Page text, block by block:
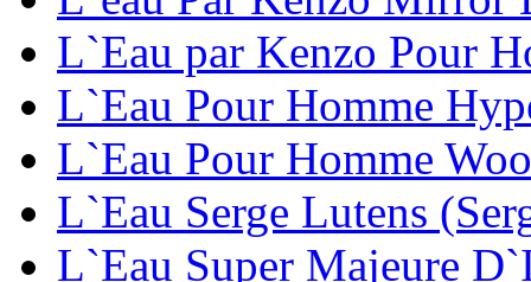
L`Eau par Kenzo Pour
L`Eau Pour Homme
L`Eau Pour Homme
L`Eau Serge Lutens
L`Eau Super Majeure